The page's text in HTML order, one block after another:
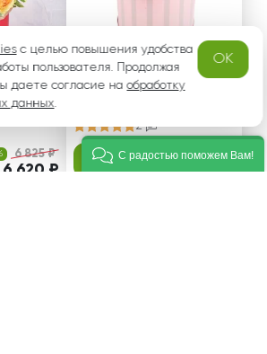
шляпн
6 825 ₽
6 620 ₽
Дыхание марта - короб
2
-3% 6 475 ₽
от 6 281 ₽
с целью повышения удобства
пользователя. Продолжая
даете согласие наобработку
данных.
OK
С радостью поможем Вам!